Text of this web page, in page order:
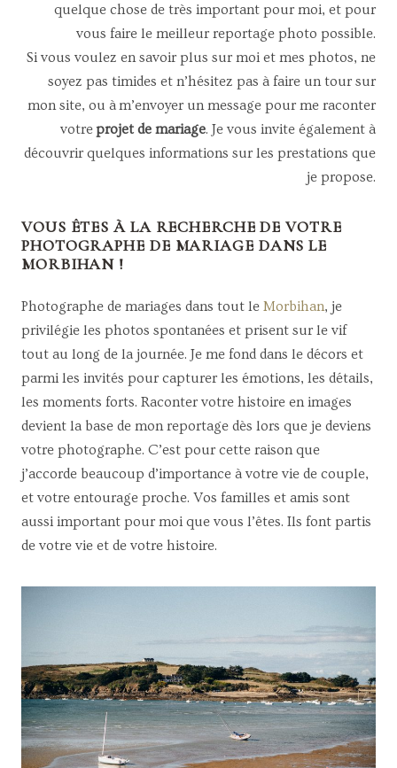
quelque chose de très important pour moi, et pour
vous faire le meilleur reportage photo possible.
Si vous voulez en savoir plus sur moi et mes photos, ne
soyez pas timides et n’hésitez pas à faire un tour sur
mon site, ou à m’envoyer un message pour me raconter
votreprojet de mariage. Je vous invite également à
découvrir quelques informations sur les prestations que
je propose.
VOUS ÊTES À LA RECHERCHE DE VOTRE
PHOTOGRAPHE DE MARIAGE DANS LE
MORBIHAN !
Photographe de mariages dans tout le Morbihan, je
privilégie les photos spontanées et prisent sur le vif
tout au long de la journée. Je me fond dans le décors et
parmi les invités pour capturer les émotions, les détails,
les moments forts. Raconter votre histoire en images
devient la base de mon reportage dès lors que je deviens
votre photographe. C’est pour cette raison que
j’accorde beaucoup d’importance à votre vie de couple,
et votre entourage proche. Vos familles et amis sont
aussi important pour moi que vous l’êtes. Ils font partis
de votre vie et de votre histoire.